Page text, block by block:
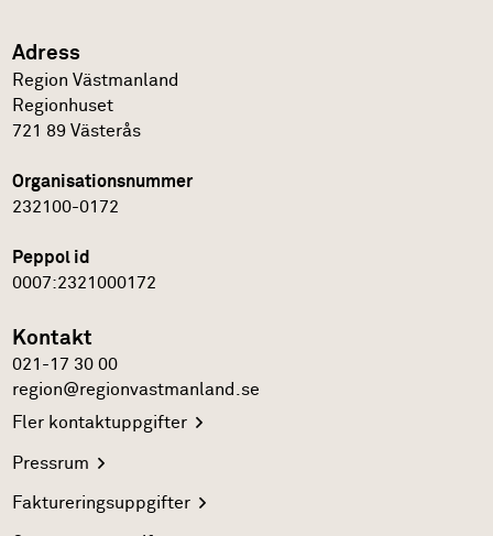
Adress
Region Västmanland
Regionhuset
721 89 Västerås
Organisationsnummer
232100-0172
Peppol id
0007:2321000172
Kontakt
021-17 30 00
region@regionvastmanland.se
Flerkontaktuppgifter
Pressrum
Faktureringsuppgifter